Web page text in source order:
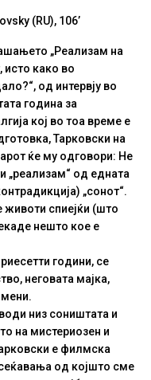
(RU), 106’
„Реализам на
исто како во
од интервју во
година за
кој во тоа време е
Тарковски на
ќе му одговори: Не
„реализам“ од едната
„сонот“.
спиејќи (што
нешто кое е
години, се
неговата мајка,
низ соништата и
на мистериозен и
е филмска
од којшто сме